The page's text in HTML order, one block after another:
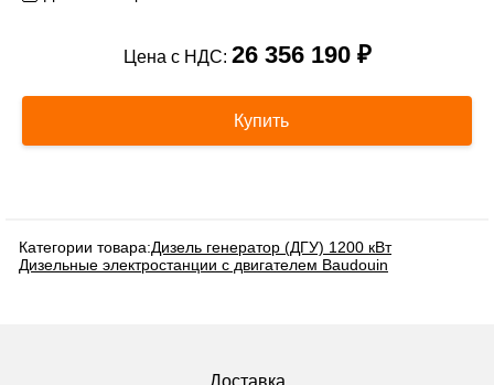
Цена с НДС: 26 356 190 ₽
Купить
Категории товара:Дизель генератор (ДГУ) 1200 кВт
Дизельные электростанции с двигателем Baudouin